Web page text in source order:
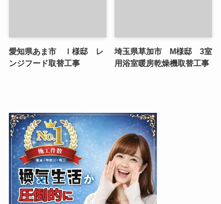
愛知県あま市 Ｉ様邸 レ
ンジフード取替工事
埼玉県草加市 M様邸 3室
用浴室暖房乾燥機取替工事